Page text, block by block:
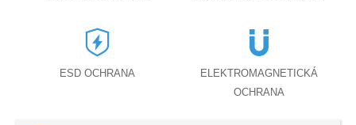
ESD OCHRANA
ELEKTROMAGNETICKÁ
OCHRANA